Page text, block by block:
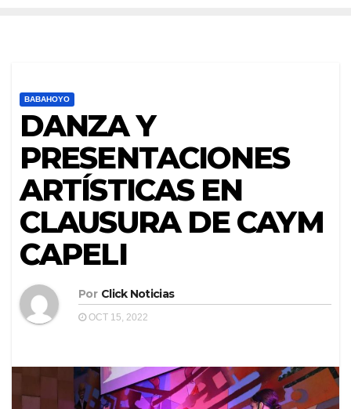
BABAHOYO
DANZA Y
PRESENTACIONES
ARTÍSTICAS EN
CLAUSURA DE CAYM
CAPELI
Por Click Noticias
OCT 15, 2022